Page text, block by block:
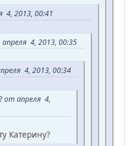
2013, 00:41
4, 2013, 00:35
4, 2013, 00:34
от апреля 4,
Катерину?